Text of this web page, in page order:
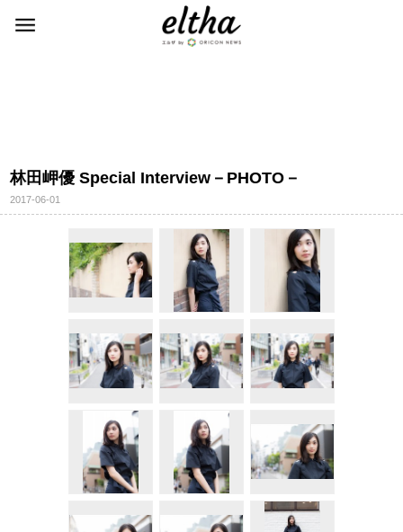
林田岬優 Special Interview－PHOTO－
2017-06-01